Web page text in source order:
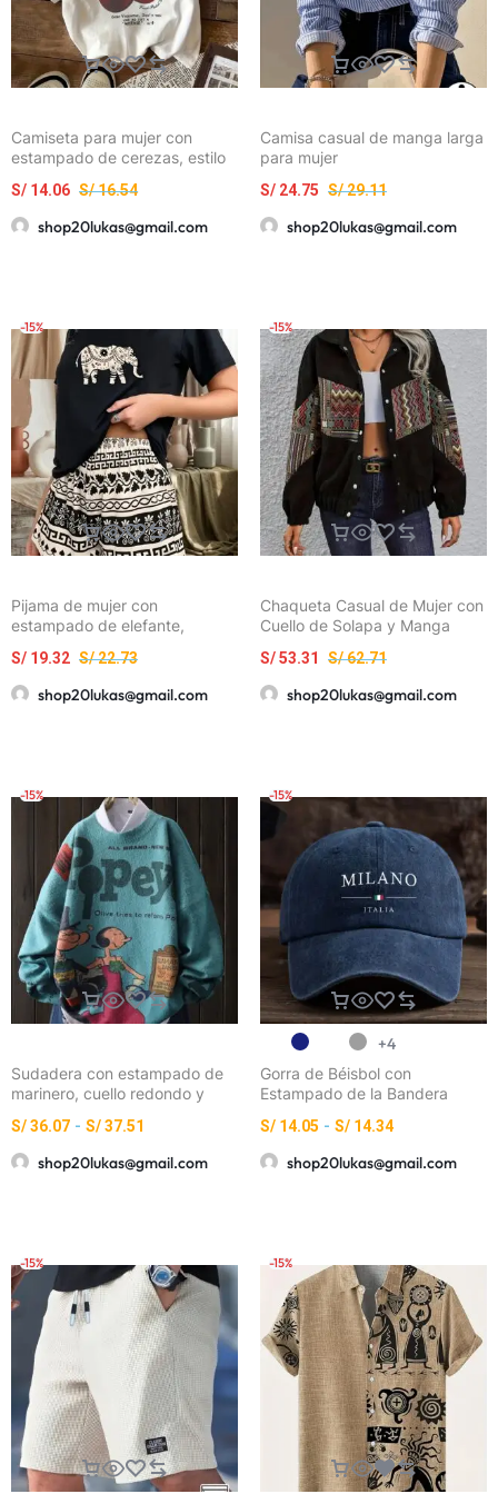
Camiseta para mujer con
estampado de cerezas, estilo
S/16.54
S/ 14.06
shop20lukas@gmail.com
Camisa casual de manga larga
para mujer
S/29.11
S/ 24.75
shop20lukas@gmail.com
-15%
Pijama de mujer con
estampado de elefante,
cómoda para el hogar
S/22.73
S/ 19.32
shop20lukas@gmail.com
-15%
Chaqueta Casual de Mujer con
Cuello de Solapa y Manga
S/62.71
S/53.31
shop20lukas@gmail.com
-15%
Sudadera con estampado de
marinero, cuello redondo y
S/36.07 - S/37.51
shop20lukas@gmail.com
-15%
+4
Gorra de Béisbol con
Estampado de la Bandera
Moderno y Versátil para
Exteriores
S/ 14.05 - S/ 14.34
shop20lukas@gmail.com
-15% -15%